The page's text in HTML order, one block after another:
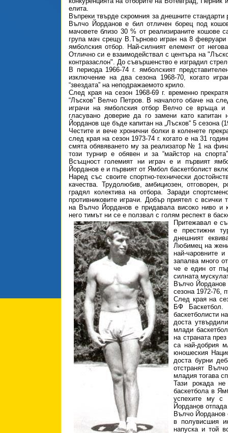
елита.
Въпреки твърде скромния за днешните
Вълчо Йорданов е бил отличен борец под
мачовете близо 30 % от реализираните кошове
група мач срещу В.Търново игран на 8
ямболския отбор. Най-силният елемент от
Отлично си е взаимодействал с центъра на
контразаслон". До съвършенство е изградил
В периода 1966-74 г. ямболският
изключение на два сезона 1968-70, когато
“звездата” на неподражаемото крило.
След края на сезон 1968-69 г. временно
“Лъсков” Велчо Петров. В началото обаче на
играчи на ямболския отбор Велчо се връща
гласувано доверие да го замени като
Йорданов ще бъде капитан на „Лъсков“ 5 сезона
Честите и вече хронични болки в коленете
след края на сезон 1973-74 г. когато е на 31
смята обявяването му за реализатор № 1 на
този турнир е обявен и за “майстор на
Всъщност големият ни играч е и първият
Йорданов е и първият от Ямбол баскетболист
Наред със своите спортно-технически
качества. Трудолюбив, амбициозен,
градял колектива на отбора. Заради
противниковите играчи. Добър приятел с всички
на Вълчо Йорданов е придавала високо ниво и
него тимът ни се е ползвал с голям респект в
Притежавал е
е престижни
днешният
Любимец на
най-чаровните
запалва много
че е един от
силната
Вълчо
сезона 1972-76,
След края на
БФ
баскетболисти
доста
млади
на страната
са най-добрия
юношеския
доста бурни
отстранят
младия тогава
Тази рокада
баскетбола в
успехите му с
Йорданов
Вълчо Йорданов
в полувисшия
напуска и той